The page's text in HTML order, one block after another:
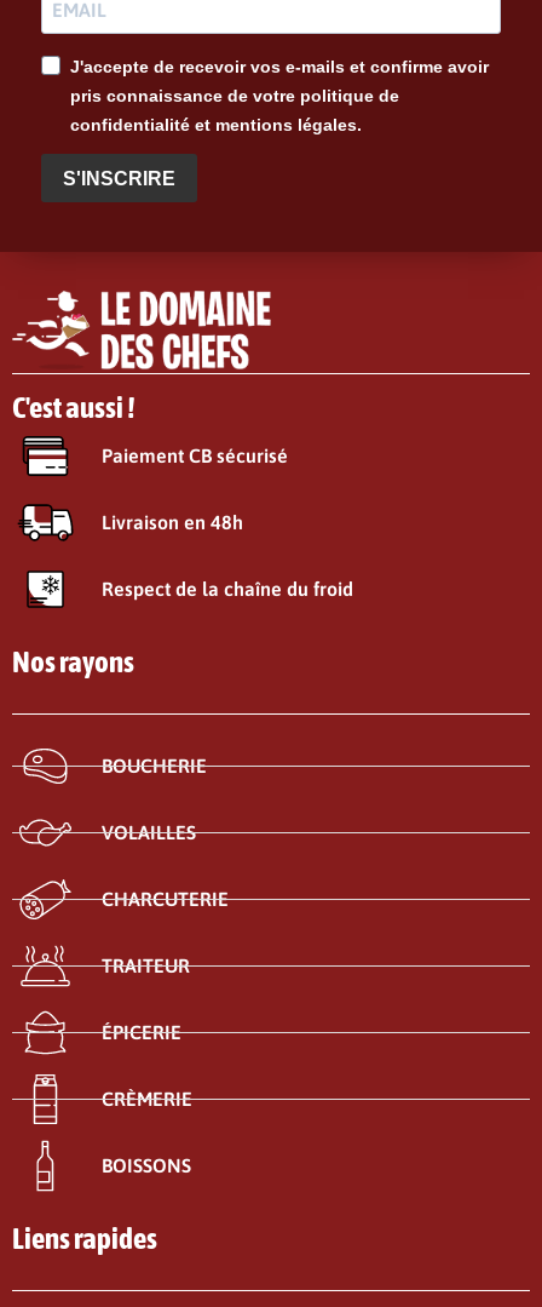
J'accepte de recevoir vos e-mails et confirme avoir
pris connaissance de votre politique de
confidentialité et mentions légales.
S'INSCRIRE
C'est aussi !
Paiement CB sécurisé
Livraison en 48h
Respect de la chaîne du froid
Nos rayons
BOUCHERIE
VOLAILLES
CHARCUTERIE
TRAITEUR
ÉPICERIE
CRÈMERIE
BOISSONS
Liens rapides